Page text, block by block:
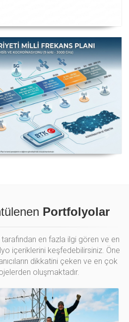
İdareleri Avrupa Konferansı
Frekans Planı
Portfolyolar
en fazla ilgi gören ve en
içeriklerini keşfedebilirsiniz. Öne
dikkatini çeken ve en çok
oluşmaktadır.